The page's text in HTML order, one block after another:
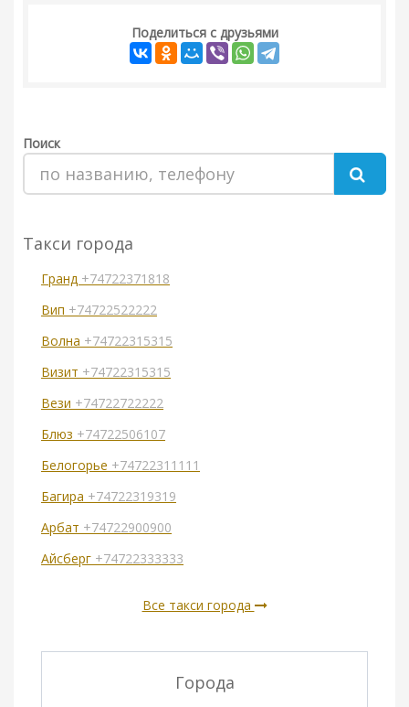
Поделиться с друзьями
Поиск
Такси города
Гранд +74722371818
Вип +74722522222
Волна +74722315315
Визит +74722315315
Вези +74722722222
Блюз +74722506107
Белогорье +74722311111
Багира +74722319319
Арбат +74722900900
Айсберг +74722333333
Все такси города
Города